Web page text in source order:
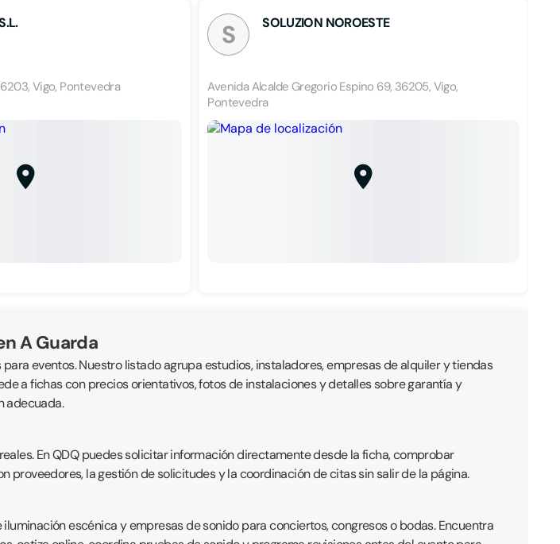
Vigo, Pontevedra
S SOLUZION NOROESTE
Avenida Alcalde Gregorio Espino 69, 36205, Vigo,
Pontevedra
A Guarda
eventos. Nuestro listado agrupa estudios, instaladores, empresas de alquiler y tiendas
a fichas con precios orientativos, fotos de instalaciones y detalles sobre garantía y
adecuada.
En QDQ puedes solicitar información directamente desde la ficha, comprobar
la gestión de solicitudes y la coordinación de citas sin salir de la página.
escénica y empresas de sonido para conciertos, congresos o bodas. Encuentra